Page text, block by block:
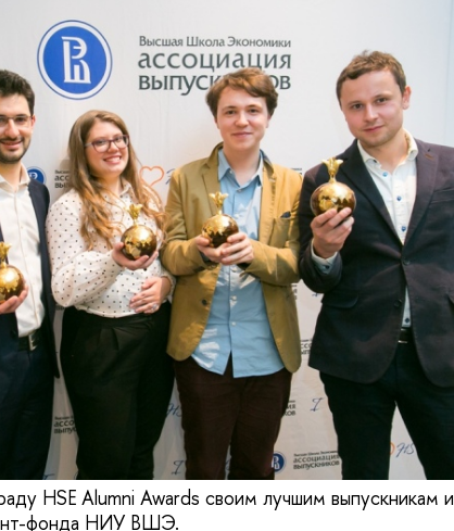
HSE Alumni Awards своим лучшим выпускникам и
фонда НИУ ВШЭ.